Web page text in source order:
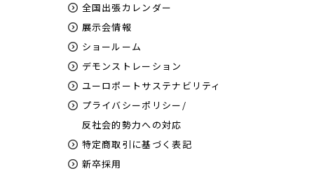
全国出張カレンダー
展示会情報
ショールーム
デモンストレーション
ユーロポートサステナビリティ
プライバシーポリシー/
反社会的勢力への対応
特定商取引に基づく表記
新卒採用